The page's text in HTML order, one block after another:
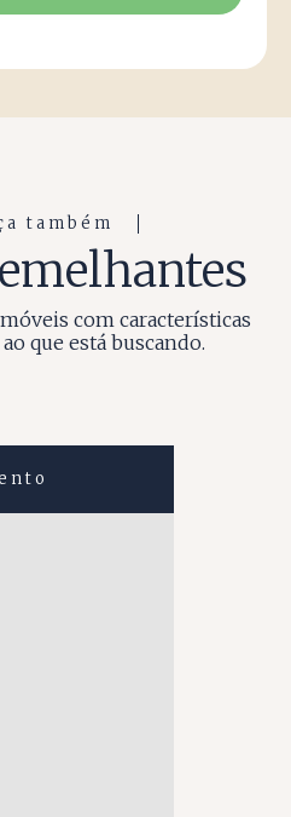
também
com características
que está buscando.